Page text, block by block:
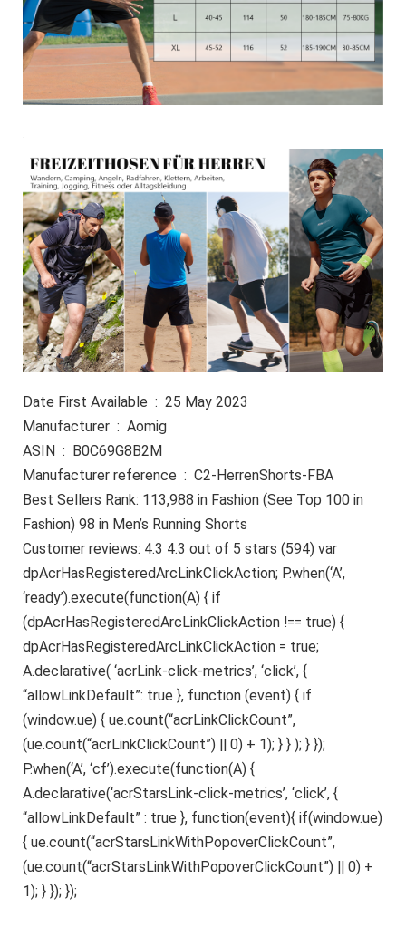
Date First Available ‏ : ‎ 25 May 2023
Manufacturer ‏ : ‎ Aomig
ASIN ‏ : ‎ B0C69G8B2M
Manufacturer reference ‏ : ‎ C2-HerrenShorts-FBA
Best Sellers Rank: 113,988 in Fashion (See Top 100 in
Fashion) 98 in Men’s Running Shorts
Customer reviews: 4.3 4.3 out of 5 stars (594) var
dpAcrHasRegisteredArcLinkClickAction; P.when(‘A’,
‘ready’).execute(function(A) { if
(dpAcrHasRegisteredArcLinkClickAction !== true) {
dpAcrHasRegisteredArcLinkClickAction = true;
A.declarative( ‘acrLink-click-metrics’, ‘click’, {
“allowLinkDefault”: true }, function (event) { if
(window.ue) { ue.count(“acrLinkClickCount”,
(ue.count(“acrLinkClickCount”) || 0) + 1); } } ); } });
P.when(‘A’, ‘cf’).execute(function(A) {
A.declarative(‘acrStarsLink-click-metrics’, ‘click’, {
“allowLinkDefault” : true }, function(event){ if(window.ue)
{ ue.count(“acrStarsLinkWithPopoverClickCount”,
(ue.count(“acrStarsLinkWithPopoverClickCount”) || 0) +
1); } }); });